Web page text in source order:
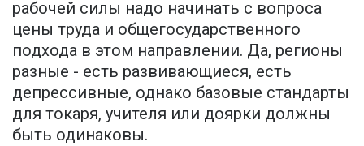
рабочей силы надо начинать с вопроса
цены труда и общегосударственного
подхода в этом направлении. Да, регионы
разные - есть развивающиеся, есть
депрессивные, однако базовые стандарты
для токаря, учителя или доярки должны
быть одинаковы.